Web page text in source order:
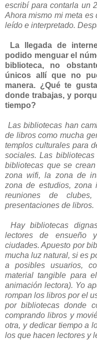
escribí para contarla un
Ahora mismo mi meta
leído e interpretado.
La llegada de
podido menguar el
biblioteca, no
únicos allí que no
manera. ¿Qué te
donde trabajas, y
tiempo?
Las bibliotecas han
de libros como mucha
templos culturales para
sociales. Las
bibliotecas que se
zona wifi, la zona de
zona de estudios, zona
reuniones de clubes,
presentaciones de libros.
Hay bibliotecas
lectores de ensueño
ciudades. Apuesto por
mucha luz natural, si es
a posibles usuarios,
material tangible para
animación lectora). Yo
rompan los libros por el
por bibliotecas donde
comprando libros y
otra, y dedicar tiempo a
los que hacen lectores y